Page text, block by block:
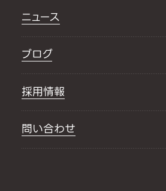
ニュース
ブログ
採用情報
問い合わせ